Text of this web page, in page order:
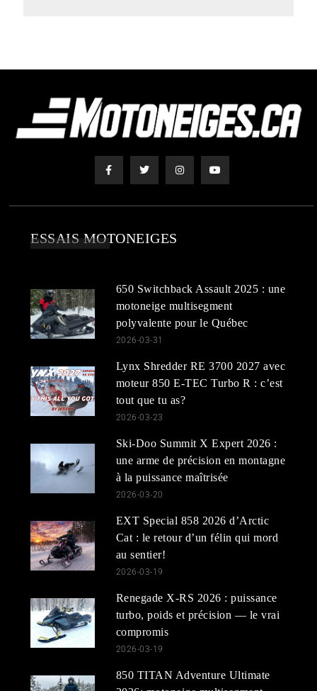
ESSAIS MOTONEIGES
650 Switchback Assault 2025 : une
motoneige multisegment
polyvalente pour le Québec
2026-03-31
Lynx Shredder RE 3700 2027 avec
moteur 850 E-TEC Turbo R : c’est
tout que tu as?
2026-03-23
Ski-Doo Summit X Expert 2026 :
une arme de précision en montagne
à la puissance maîtrisée
2026-03-20
EXT Special 858 2026 d’Arctic
Cat : le retour d’un félin qui mord
au sentier!
2026-03-19
Renegade X-RS 2026 : puissance
turbo, poids et précision — le vrai
compromis
2026-03-19
850 TITAN Adventure Ultimate